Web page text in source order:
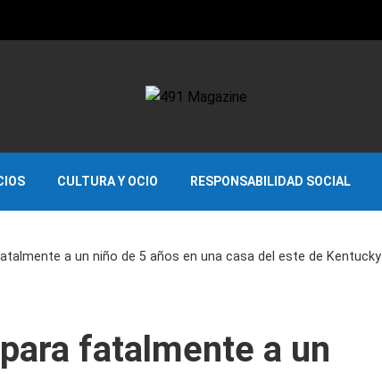
CULTURA Y OCIO RESPONSABILIDAD SOCIAL
a un niño de 5 años en una casa del este de Kentucky
fatalmente a un